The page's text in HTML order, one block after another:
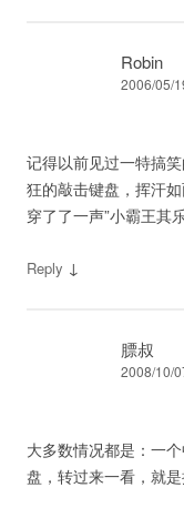
Robin
2006/05/
记得以前见过一特搞
狂的敲击键盘，挥汗
穿了了一声”小霸王其
Reply ↓
膘叔
2008/10/
大多数情况都是：一
盘，转过来一看，就